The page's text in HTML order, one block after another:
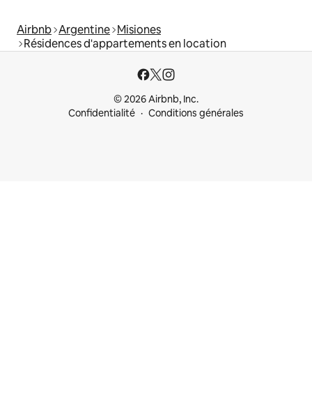
Airbnb Argentine Misiones
Résidences d'appartements en location
© 2026 Airbnb, Inc.
Confidentialité
Conditions générales